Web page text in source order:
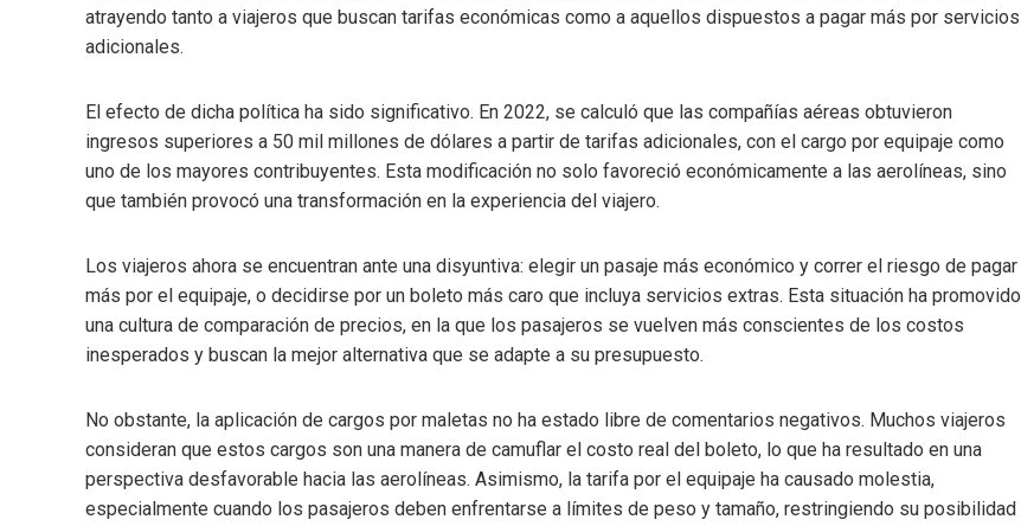
atrayendo tanto a viajeros que buscan tarifas económicas como a aquellos dispuestos a pagar más por servicios
adicionales.
El efecto de dicha política ha sido significativo. En 2022, se calculó que las compañías aéreas obtuvieron
ingresos superiores a 50 mil millones de dólares a partir de tarifas adicionales, con el cargo por equipaje como
uno de los mayores contribuyentes. Esta modificación no solo favoreció económicamente a las aerolíneas, sino
que también provocó una transformación en la experiencia del viajero.
Los viajeros ahora se encuentran ante una disyuntiva: elegir un pasaje más económico y correr el riesgo de pagar
más por el equipaje, o decidirse por un boleto más caro que incluya servicios extras. Esta situación ha promovido
una cultura de comparación de precios, en la que los pasajeros se vuelven más conscientes de los costos
inesperados y buscan la mejor alternativa que se adapte a su presupuesto.
No obstante, la aplicación de cargos por maletas no ha estado libre de comentarios negativos. Muchos viajeros
consideran que estos cargos son una manera de camuflar el costo real del boleto, lo que ha resultado en una
perspectiva desfavorable hacia las aerolíneas. Asimismo, la tarifa por el equipaje ha causado molestia,
especialmente cuando los pasajeros deben enfrentarse a límites de peso y tamaño, restringiendo su posibilidad